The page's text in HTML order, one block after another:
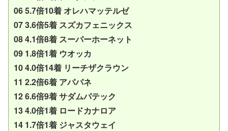
06 5.7倍10着 オレハマッテルゼ
07 3.6倍5着 スズカフェニックス
08 4.1倍8着 スーパーホーネット
09 1.8倍1着 ウオッカ
10 4.0倍14着 リーチザクラウン
11 2.2倍6着 アパパネ
12 6.6倍9着 サダムパテック
13 4.0倍1着 ロードカナロア
14 1.7倍1着 ジャスタウェイ